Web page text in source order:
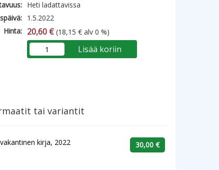
Heti ladattavissa
1.5.2022
Hinta: 20,60 € (18,15 € alv 0 %)
Lisää koriin
tai variantit
kirja, 2022 30,00 €